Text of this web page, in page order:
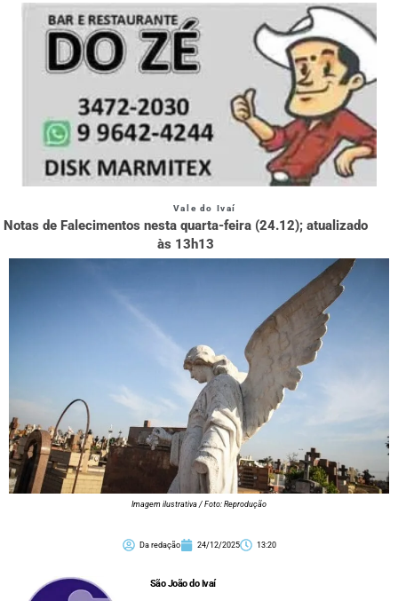
Vale do Ivaí
Notas de Falecimentos nesta quarta-feira (24.12); atualizado
às 13h13
Imagem ilustrativa / Foto: Reprodução
Da redação 24/12/2025 13:20
São João do Ivaí